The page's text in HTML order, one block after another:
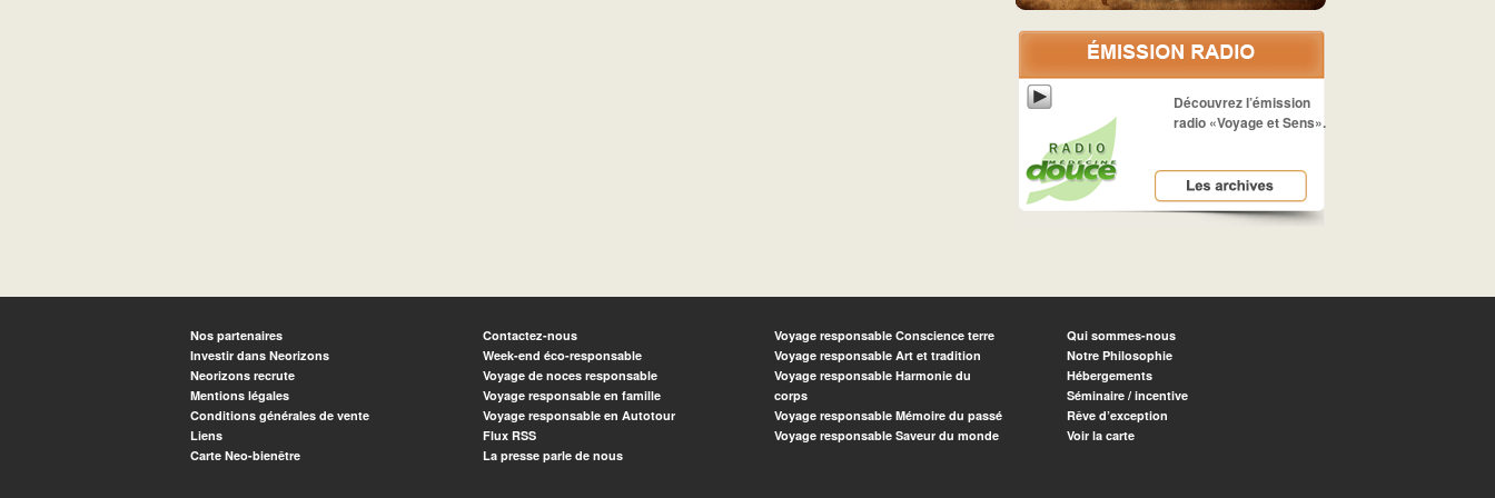
Découvrez l’émission
radio «Voyage et Sens».
Nos partenaires
Investir dans Neorizons
Neorizons recrute
Mentions légales
Conditions générales de vente
Liens
Carte Neo-bienêtre
Contactez-nous
Week-end éco-responsable
Voyage de noces responsable
Voyage responsable en famille
Voyage responsable en Autotour
Flux RSS
La presse parle de nous
Voyage responsable Conscience terre
Voyage responsable Art et tradition
Voyage responsable Harmonie du
corps
Voyage responsable Mémoire du passé
Voyage responsable Saveur du monde
Qui sommes-nous
Notre Philosophie
Hébergements
Séminaire / incentive
Rêve d’exception
Voir la carte